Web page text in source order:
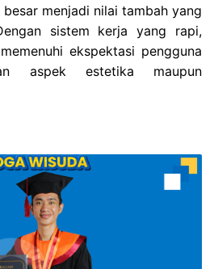
menjadi nilai tambah yang
sistem kerja yang rapi,
ekspektasi pengguna
aspek estetika maupun